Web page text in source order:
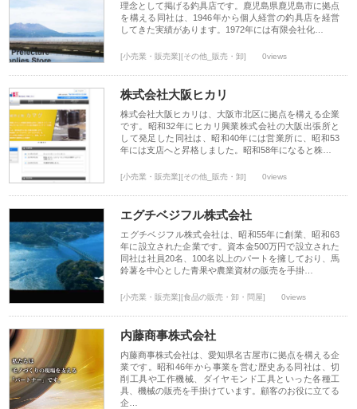
理念として掲げる釣具店です。鹿児島県鹿児島市に拠点
を構える同社は、1946年から個人経営の釣具店を経営
してきた実績があります。1972年には有限会社化…
[小売業・販売業][その他_販売・卸] 0views
株式会社大阪ヒカリ
株式会社大阪ヒカリは、大阪市北区に拠点を構える企業
です。昭和32年にヒカリ興業株式会社の大阪出張所と
して発足した同社は、昭和40年には営業所に、昭和53
年には支店へと昇格しました。昭和58年になると株…
[小売業・販売業][その他_販売・卸] 0views
エグチベジフル株式会社
エグチベジフル株式会社は、昭和55年に創業、昭和63
年に設立された企業です。資本金500万円で設立された
同社は社員20名、100名以上のパートを擁しており、馬
鈴薯を中心とした青果や農業資材の販売を手掛…
[小売業・販売業][食品の販売・卸・問屋] 0views
内藤商事株式会社
内藤商事株式会社は、愛知県名古屋市に拠点を構える企
業です。昭和46年から事業を営む歴史ある同社は、切
削工具や工作機械、ダイヤモンド工具といった各種工
具、機械の販売を手掛けています。顧客のお役に立てる
企…